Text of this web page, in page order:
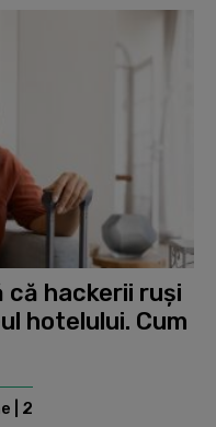
hackerii ruși
hotelului. Cum
| 2